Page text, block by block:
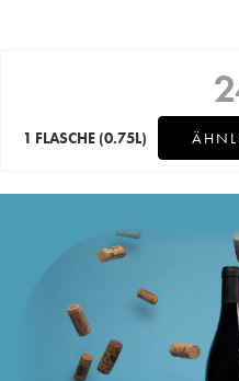
1 FLASCHE (0.75L)